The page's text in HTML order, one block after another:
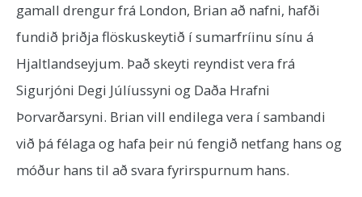
gamall drengur frá London, Brian að nafni, hafði
fundið þriðja flöskuskeytið í sumarfríinu sínu á
Hjaltlandseyjum. Það skeyti reyndist vera frá
Sigurjóni Degi Júlíussyni og Daða Hrafni
Þorvarðarsyni. Brian vill endilega vera í sambandi
við þá félaga og hafa þeir nú fengið netfang hans og
móður hans til að svara fyrirspurnum hans.